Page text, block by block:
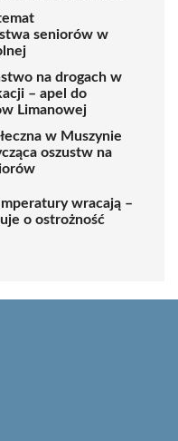
seniorów w
na drogach w
– apel do
Limanowej
w Muszynie
oszustw na
wracają –
o ostrożność